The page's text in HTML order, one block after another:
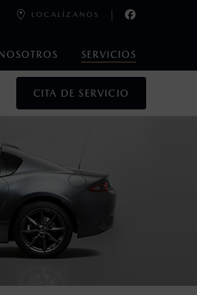
SERVICIOS
LOCALÍZANOS
CITA DE SERVICIO
primeros 36 meses o los 60,000